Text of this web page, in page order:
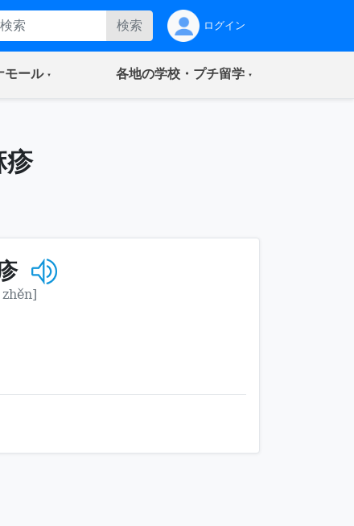
検索 ログイン
モール(current) 各地の学校・プチ留学(current)
疹